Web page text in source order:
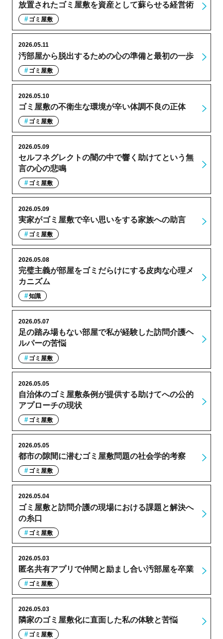
放置されたゴミ屋敷を資産として蘇らせる経営術
ゴミ屋敷
汚部屋から脱出するための心の準備と最初の一歩
2026.05.11
ゴミ屋敷
ゴミ屋敷の不衛生な環境が辛い体調不良の正体
2026.05.10
ゴミ屋敷
セルフネグレクトの闇の中で響く助けてという無
言の心の悲鳴
2026.05.09
ゴミ屋敷
実家がゴミ屋敷で辛い思いをする家族への助言
2026.05.09
ゴミ屋敷
完璧主義が部屋をゴミだらけにする皮肉な心理メ
カニズム
2026.05.08
知識
足の踏み場もない部屋で私が経験した訪問介護ヘ
ルパーの苦悩
2026.05.07
ゴミ屋敷
自治体のゴミ屋敷条例が提供する助けてへの公的
アプローチの現状
2026.05.05
ゴミ屋敷
都市の隙間に潜むゴミ屋敷問題の社会学的考察
2026.05.05
ゴミ屋敷
ゴミ屋敷と訪問介護の現場における課題と解決へ
の糸口
2026.05.04
ゴミ屋敷
匿名共有アプリで仲間と励まし合い汚部屋を卒業
2026.05.03
ゴミ屋敷
隣家のゴミ屋敷化に直面した私の体験と苦悩
2026.05.03
ゴミ屋敷